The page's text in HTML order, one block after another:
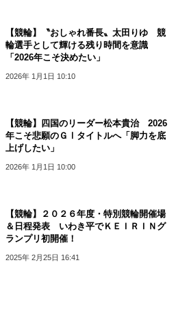
【競輪】〝おしゃれ番長〟太田りゆ 競
輪選手として輝ける残り時間を意識
「2026年こそ決めたい」
2026年 1月1日 10:10
【競輪】四国のリーダー松本貴治 2026
年こそ悲願のＧⅠタイトルへ「脚力を底
上げしたい」
2026年 1月1日 10:00
【競輪】２０２６年度・特別競輪開催場
＆日程発表 いわき平でＫＥＩＲＩＮグ
ランプリ初開催！
2025年 2月25日 16:41